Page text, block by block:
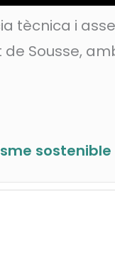
tècnica i
Sousse,
sostenible